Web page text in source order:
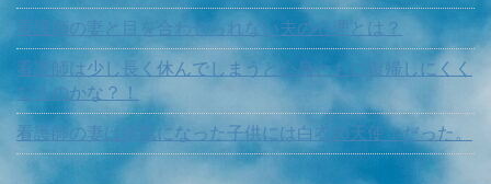
看護師の妻と目を合わせられない夫の心理とは？
看護師は少し長く休んでしまうと心身ともに復帰しにくく
なるのかな？！
看護師の妻は病気になった子供には白衣の天使！だった。